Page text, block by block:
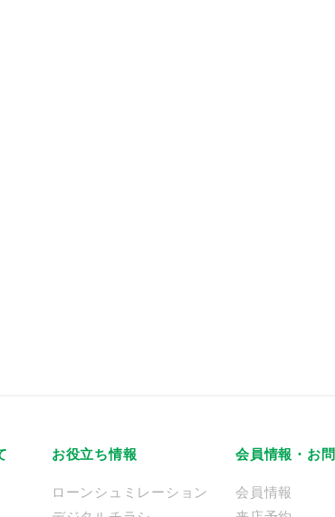
お役立ち情報
ローンシュミレーション
会員情報・お
会員情報